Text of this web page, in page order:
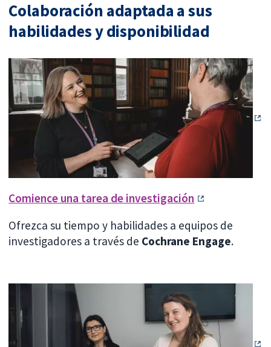
Colaboración adaptada a sus
habilidades y disponibilidad
Comience una tarea de investigación
Ofrezca su tiempo y habilidades a equipos de
investigadores a través de Cochrane Engage.